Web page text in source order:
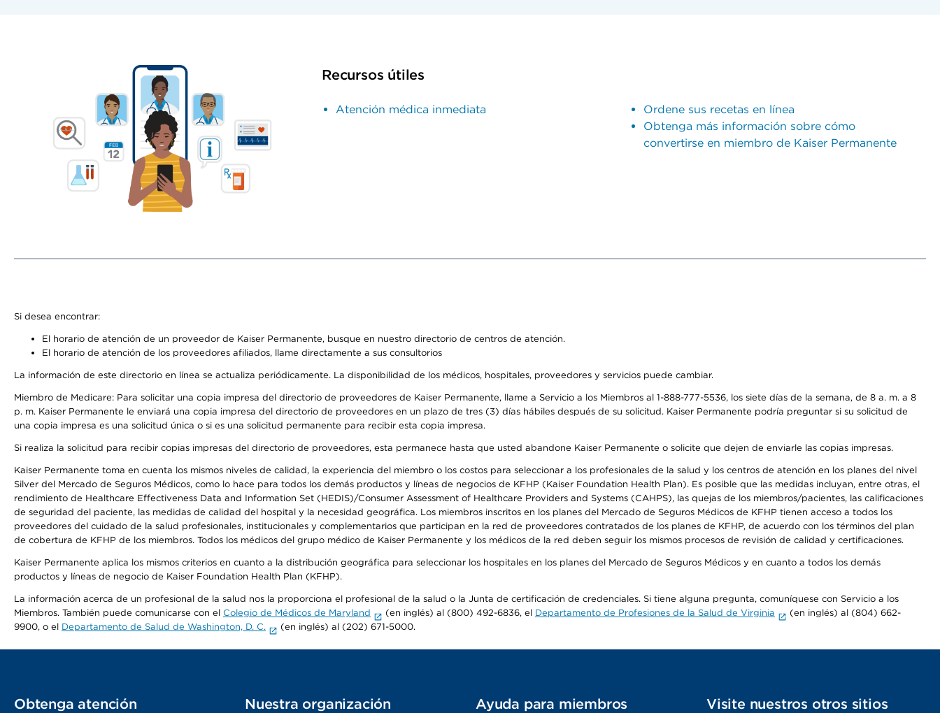
Recursos útiles
Atención médica inmediata
Ordene sus recetas en línea
Obtenga más información sobre cómo
convertirse en miembro de Kaiser Permanente
Si desea encontrar:
El horario de atención de un proveedor de Kaiser Permanente, busque en nuestro directorio de centros de atención.
El horario de atención de los proveedores afiliados, llame directamente a sus consultorios
La información de este directorio en línea se actualiza periódicamente. La disponibilidad de los médicos, hospitales, proveedores y servicios puede cambiar.
Miembro de Medicare: Para solicitar una copia impresa del directorio de proveedores de Kaiser Permanente, llame a Servicio a los Miembros al 1-888-777-5536, los siete días de la semana, de 8 a. m. a 8
p. m. Kaiser Permanente le enviará una copia impresa del directorio de proveedores en un plazo de tres (3) días hábiles después de su solicitud. Kaiser Permanente podría preguntar si su solicitud de
una copia impresa es una solicitud única o si es una solicitud permanente para recibir esta copia impresa.
Si realiza la solicitud para recibir copias impresas del directorio de proveedores, esta permanece hasta que usted abandone Kaiser Permanente o solicite que dejen de enviarle las copias impresas.
Kaiser Permanente toma en cuenta los mismos niveles de calidad, la experiencia del miembro o los costos para seleccionar a los profesionales de la salud y los centros de atención en los planes del nivel
Silver del Mercado de Seguros Médicos, como lo hace para todos los demás productos y líneas de negocios de KFHP (Kaiser Foundation Health Plan). Es posible que las medidas incluyan, entre otras, el
rendimiento de Healthcare Effectiveness Data and Information Set (HEDIS)/Consumer Assessment of Healthcare Providers and Systems (CAHPS), las quejas de los miembros/pacientes, las calificaciones
de seguridad del paciente, las medidas de calidad del hospital y la necesidad geográfica. Los miembros inscritos en los planes del Mercado de Seguros Médicos de KFHP tienen acceso a todos los
proveedores del cuidado de la salud profesionales, institucionales y complementarios que participan en la red de proveedores contratados de los planes de KFHP, de acuerdo con los términos del plan
de cobertura de KFHP de los miembros. Todos los médicos del grupo médico de Kaiser Permanente y los médicos de la red deben seguir los mismos procesos de revisión de calidad y certificaciones.
Kaiser Permanente aplica los mismos criterios en cuanto a la distribución geográfica para seleccionar los hospitales en los planes del Mercado de Seguros Médicos y en cuanto a todos los demás
productos y líneas de negocio de Kaiser Foundation Health Plan (KFHP).
La información acerca de un profesional de la salud nos la proporciona el profesional de la salud o la Junta de certificación de credenciales. Si tiene alguna pregunta, comuníquese con Servicio a los
Miembros. También puede comunicarse con el Colegio de Médicos de Maryland (en inglés) al (800) 492-6836, el Departamento de Profesiones de la Salud de Virginia
(en inglés) al (804) 662-
9900, o el Departamento de Salud de Washington, D. C. (en inglés) al (202) 671-5000.
Obtenga atención Nuestra organización Ayuda para miembros Visite nuestros otros sitios